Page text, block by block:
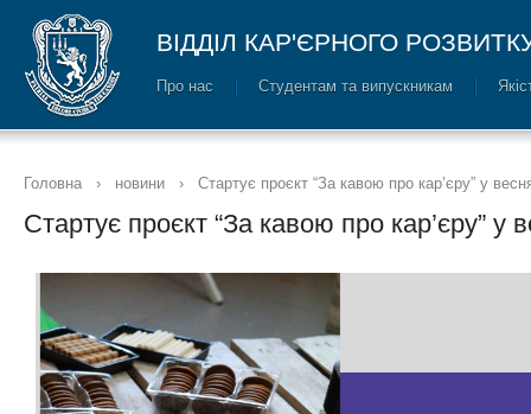
ВІДДІЛ КАР'ЄРНОГО
Про нас Cтудентам та випускникам
Головна › новини › Стартує проєкт “За кавою про кар’єру” у
Стартує проєкт “За кавою про кар’єру” у